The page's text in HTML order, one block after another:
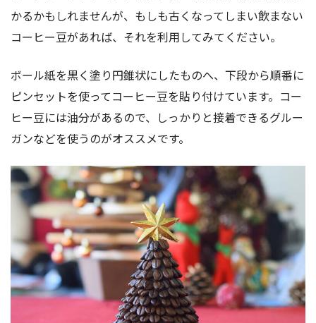
かるかもしれませんが、もしも古くなってしまい飲まない
コーヒー豆があれば、それを利用してみてください。
ボール紙を黒く塗り円錐状にしたものへ、下段から順番に
ピンセットを使ってコーヒー豆を貼り付けています。コー
ヒー豆には油分があるので、しっかりと接着できるグルー
ガンなどを使うのがオススメです。